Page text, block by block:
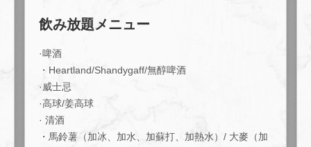
飲み放題メニュー
·啤酒
・Heartland/Shandygaff/無醇啤酒
·威士忌
·高球/姜高球
· 清酒
・馬鈴薯（加冰、加水、加蘇打、加熱水）/ 大麥（加